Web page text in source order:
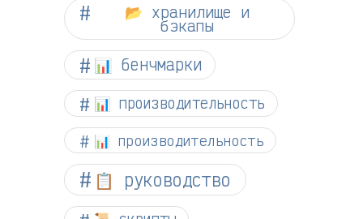
📂 хранилище и
бэкапы
📊 бенчмарки
📊 производительность
📊 производительность
📋 руководство